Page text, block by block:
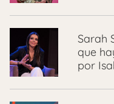
Sarah
que
por